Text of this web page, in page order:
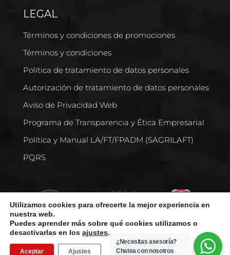
LEGAL
Términos y condiciones de promociones
Términos y condiciones
Política de tratamiento de datos personales
Autorización de tratamiento de datos personales
Aviso de Privacidad Web
Programa de Transparencia y Ética Empresarial
Política y Manual LA/FT/FPADM (SAGRILAFT)
PQRS
Utilizamos cookies para ofrecerte la mejor experiencia en
nuestra web.
Puedes aprender más sobre qué cookies utilizamos o
desactivarlas en los ajustes.
Aceptar Ajustes
¿Necesitas asesoría?
Chatea con nosotros